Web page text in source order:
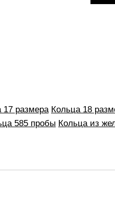
17 размера Кольца 18
585 пробы Кольца из